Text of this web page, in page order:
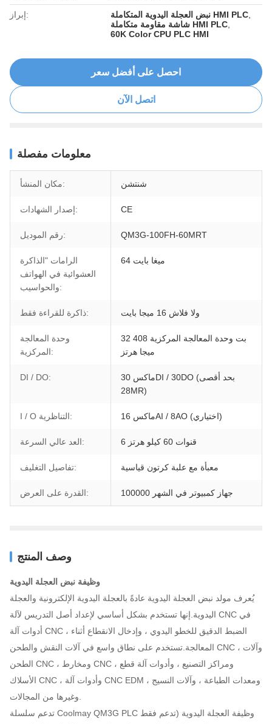
إبراز: نبض العجلة اليدوية المتكاملة HMI PLC
شاشة مقاومة متكاملة HMI PLC
60K Color CPU PLC HMI
احصل على أفضل سعر
اتصل الآن
معلومات مفصلة
مكان المنشأ: شنتشن
إصدار الشهادات: CE
رقم الموديل: QM3G-100FH-60MRT
الرامات "الذاكرة
العشوائية في الهواتف
والحواسيب:
64 ميغا بايت
ذاكرة للقراءة فقط: ولا فلاش 16 ميجا بايت
وحدة المعالجة
المركزية:
32 بت وحدة المعالجة المركزية 408
ميجا هرتز
DI / DO:
ماكس 30DI / 30DO (بحد أقصى
28MR)
I / O التناظرية: ماكس 16AI / 8AO (اختياري)
العد عالي السرعة: 6 قنوات 60 كيلو هرتز
تفاصيل التغليف: معبأة مع علبة كرتون قياسية
القدرة على العرض: 100000 جهاز كمبيوتر في الشهر
وصف المنتج
وظيفة نبض العجلة اليدوية
يُعرف مولد نبض العجلة اليدوية عادةً بالعجلة اليدوية الإلكترونية والعجلة
اليدوية.إنها تستخدم بشكل أساسي لإعداد أصل التدريس لآلة CNC في
أدوات آلة CNC ، الضبط الدقيق للخطو اليدوي ، وإدخال الانقطاع أثناء
المعالجة.تستخدم على نطاق واسع في آلات النقش والطحن CNC ، وآلات
الطحن CNC ، ومخارط CNC ، ومراكز التصنيع ، وأدوات آلة قطع
الأسلاك CNC ، وأدوات آلة CNC EDM ، ومعدات الطباعة ، وآلات النسيج
تدعم سلسلة Coolmay QM3G PLC وظيفة العجلة اليدوية (تدعم فقط